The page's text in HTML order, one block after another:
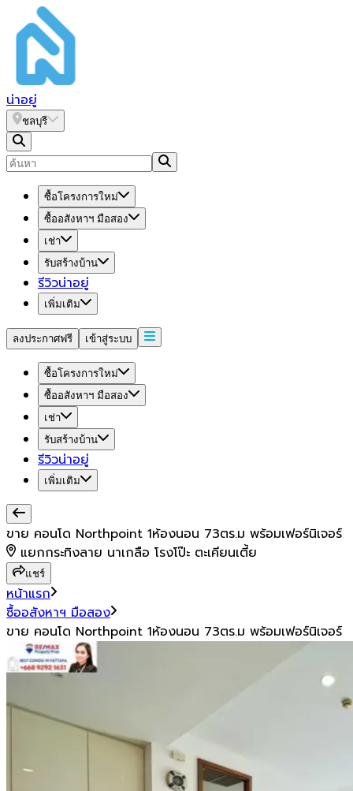
น่าอยู่
ชลบุรี
ซื้อโครงการใหม่
ซื้ออสังหาฯ มือสอง
เช่า
รับสร้างบ้าน
รีวิวน่าอยู่
เพิ่มเติม
ลงประกาศฟรี เข้าสู่ระบบ
ซื้อโครงการใหม่
ซื้ออสังหาฯ มือสอง
เช่า
รับสร้างบ้าน
รีวิวน่าอยู่
เพิ่มเติม
ขาย คอนโด Northpoint 1ห้องนอน 73ตร.ม พร้อมเฟอร์นิเจอร์
แยกกระทิงลาย นาเกลือ โรงโป๊ะ ตะเคียนเตี้ย
แชร์
หน้าแรก
ซื้ออสังหาฯ มือสอง
ขาย คอนโด Northpoint 1ห้องนอน 73ตร.ม พร้อมเฟอร์นิเจอร์